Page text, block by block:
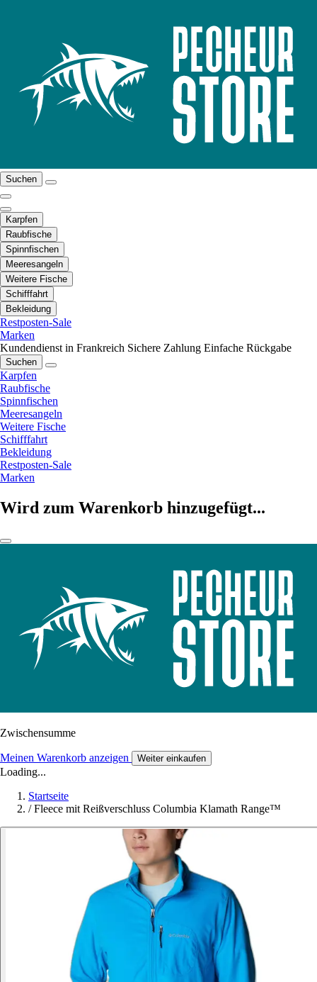
Suchen
Karpfen
Raubfische
Spinnfischen
Meeresangeln
Weitere Fische
Schifffahrt
Bekleidung
Restposten-Sale
Marken
Kundendienst in Frankreich Sichere Zahlung Einfache Rückgabe
Suchen
Karpfen
Raubfische
Spinnfischen
Meeresangeln
Weitere Fische
Schifffahrt
Bekleidung
Restposten-Sale
Marken
Wird zum Warenkorb hinzugefügt...
Zwischensumme
Meinen Warenkorb anzeigen Weiter einkaufen
Loading...
Startseite
/ Fleece mit Reißverschluss Columbia Klamath Range™